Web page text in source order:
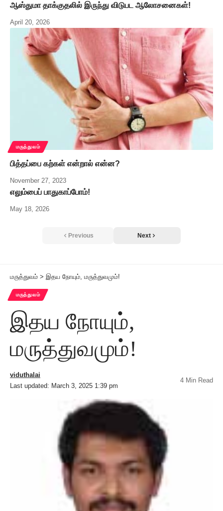
ஆஸ்துமா தாக்குதலில் இருந்து விடுபட ஆலோசனைகள்!
April 20, 2026
மருத்துவம்
பித்தப்பை கற்கள் என்றால் என்ன?
November 27, 2023
எலும்பைப் பாதுகாப்போம்!
May 18, 2026
Previous Next
மருத்துவம் > இதய நோயும், மருத்துவமும்!
மருத்துவம்
இதய நோயும்,
மருத்துவமும்!
Last updated: March 3, 2025 1:39 pm
viduthalai
4 Min Read